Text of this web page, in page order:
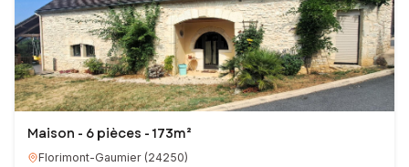
Maison - 6 pièces - 173m²
Florimont-Gaumier (24250)